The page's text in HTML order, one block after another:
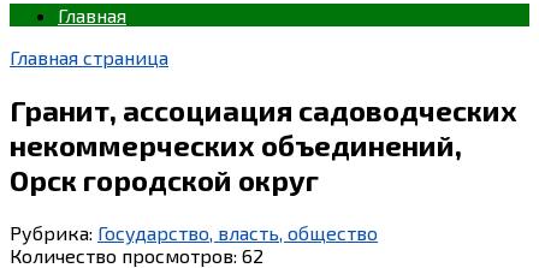
Главная
Главная страница
Гранит, ассоциация садоводческих
некоммерческих объединений,
Орск городской округ
Рубрика: Государство, власть, общество
Количество просмотров: 62